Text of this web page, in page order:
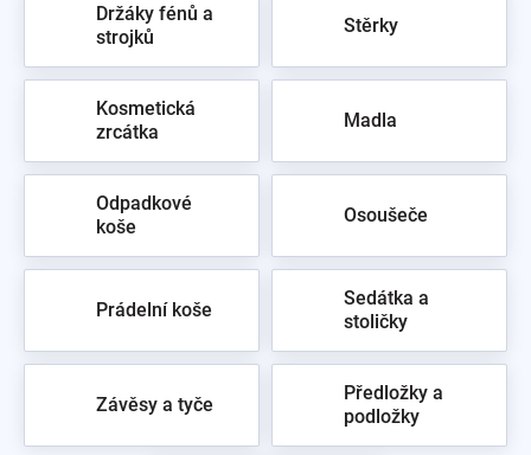
Držáky fénů a
strojků
Stěrky
Kosmetická
zrcátka
Madla
Odpadkové
koše
Osoušeče
Prádelní koše
Sedátka a
stoličky
Závěsy a tyče
Předložky a
podložky